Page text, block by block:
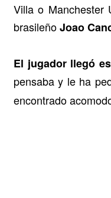
Villa o Manchester
brasileñoJoao
El jugador llegó
pensaba y le ha
encontrado